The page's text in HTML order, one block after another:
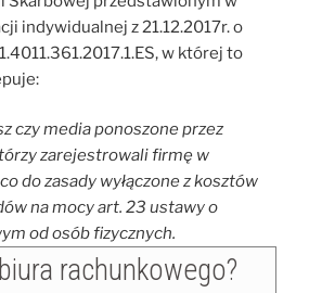
indywidualnej z 21.12.2017r. o
w której to
czy media ponoszone przez
zarejestrowali firmę w
do zasady wyłączone z kosztów
na mocy art. 23 ustawy o
od osób fizycznych.